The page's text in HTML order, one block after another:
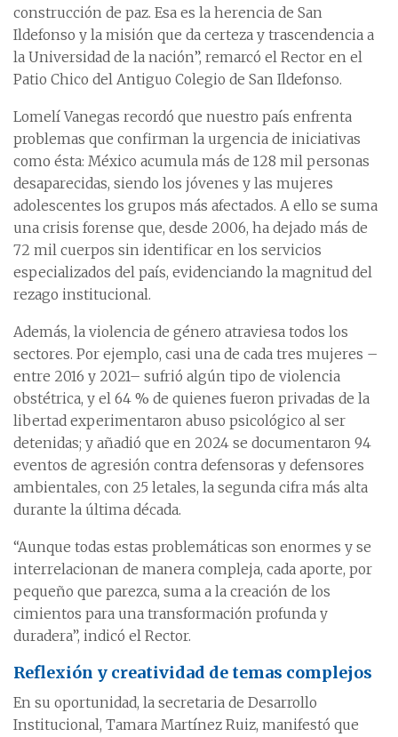
construcción de paz. Esa es la herencia de San
Ildefonso y la misión que da certeza y trascendencia a
la Universidad de la nación”, remarcó el Rector en el
Patio Chico del Antiguo Colegio de San Ildefonso.
Lomelí Vanegas recordó que nuestro país enfrenta
problemas que confirman la urgencia de iniciativas
como ésta: México acumula más de 128 mil personas
desaparecidas, siendo los jóvenes y las mujeres
adolescentes los grupos más afectados. A ello se suma
una crisis forense que, desde 2006, ha dejado más de
72 mil cuerpos sin identificar en los servicios
especializados del país, evidenciando la magnitud del
rezago institucional.
Además, la violencia de género atraviesa todos los
sectores. Por ejemplo, casi una de cada tres mujeres –
entre 2016 y 2021– sufrió algún tipo de violencia
obstétrica, y el 64 % de quienes fueron privadas de la
libertad experimentaron abuso psicológico al ser
detenidas; y añadió que en 2024 se documentaron 94
eventos de agresión contra defensoras y defensores
ambientales, con 25 letales, la segunda cifra más alta
durante la última década.
“Aunque todas estas problemáticas son enormes y se
interrelacionan de manera compleja, cada aporte, por
pequeño que parezca, suma a la creación de los
cimientos para una transformación profunda y
duradera”, indicó el Rector.
Reflexión y creatividad de temas complejos
En su oportunidad, la secretaria de Desarrollo
Institucional, Tamara Martínez Ruiz, manifestó que